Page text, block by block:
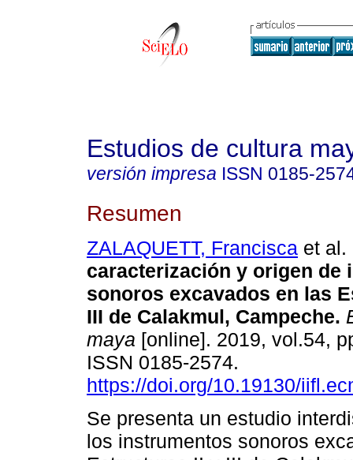
Estudios de cultura
versión impresa ISSN 0185-
Resumen
ZALAQUETT, Francisca et al.
caracterización y origen de
sonoros excavados en las
III de Calakmul, Campeche.
maya [online]. 2019, vol.54,
ISSN 0185-2574.
https://doi.org/10.19130/
Se presenta un estudio
los instrumentos sonoros